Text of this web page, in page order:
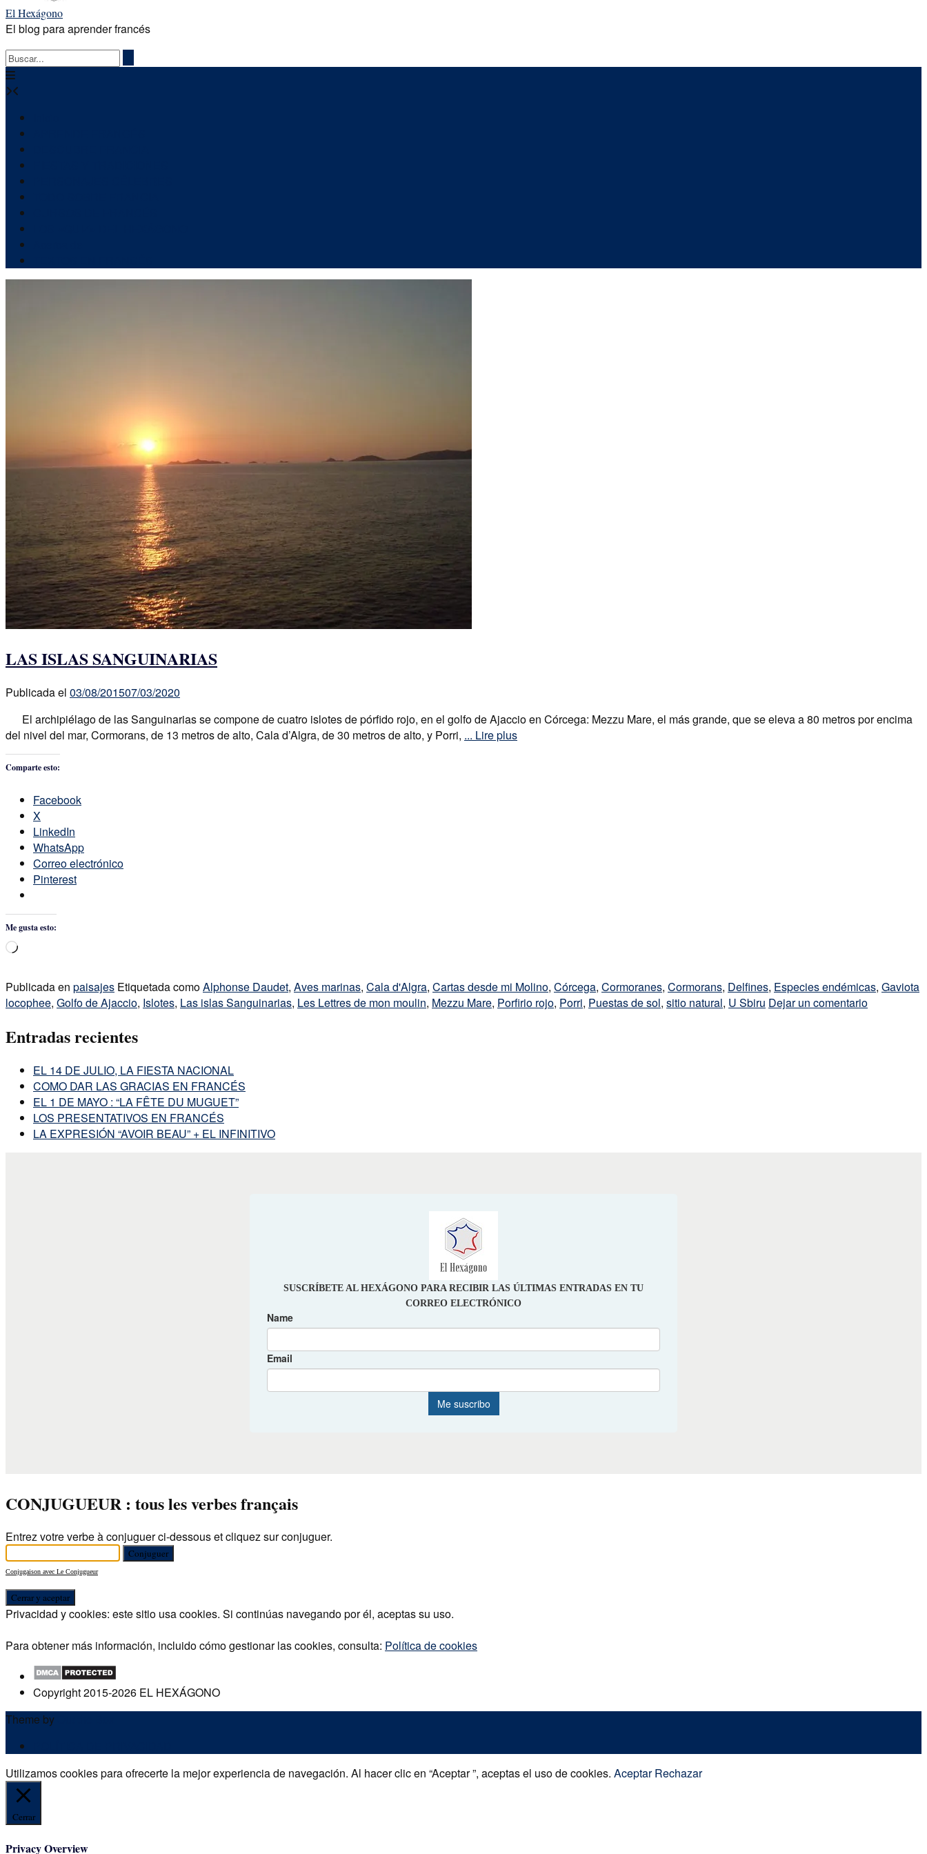
El Hexágono
El blog para aprender francés
LAS ISLAS SANGUINARIAS
Publicada el 03/08/201507/03/2020
El archipiélago de las Sanguinarias se compone de cuatro islotes de pórfido rojo, en el golfo de Ajaccio en Córcega: Mezzu Mare, el más grande, que se eleva a 80 metros por encima
del nivel del mar, Cormorans, de 13 metros de alto, Cala d’Algra, de 30 metros de alto, y Porri, ... Lire plus
Comparte esto:
Facebook
X
LinkedIn
WhatsApp
Correo electrónico
Pinterest
Me gusta esto:
Cargando...
Publicada en paisajes Etiquetada comoAlphonse Daudet, Aves marinas, Cala d'Algra, Cartas desde mi Molino, Córcega, Cormoranes, Cormorans, Delfines, Especies endémicas, Gaviota
locophee, Golfo de Ajaccio, Islotes, Las islas Sanguinarias, Les Lettres de mon moulin, Mezzu Mare, Porfirio rojo, Porri, Puestas de sol, sitio natural, U Sbiru Dejar un comentario
Entradas recientes
EL 14 DE JULIO, LA FIESTA NACIONAL
COMO DAR LAS GRACIAS EN FRANCÉS
EL 1 DE MAYO : “LA FÊTE DU MUGUET”
LOS PRESENTATIVOS EN FRANCÉS
LA EXPRESIÓN “AVOIR BEAU” + EL INFINITIVO
CONJUGUEUR : tous les verbes français
Entrez votre verbe à conjuguer ci-dessous et cliquez sur conjuguer.
Conjugaison avec Le Conjugueur
Privacidad y cookies: este sitio usa cookies. Si continúas navegando por él, aceptas su uso.
Para obtener más información, incluido cómo gestionar las cookies, consulta: Política de cookies
Copyright 2015-2026 EL HEXÁGONO
Theme by
Utilizamos cookies para ofrecerte la mejor experiencia de navegación. Al hacer clic en “Aceptar ”, aceptas el uso de cookies. Aceptar Rechazar
Cerrar
Privacy Overview